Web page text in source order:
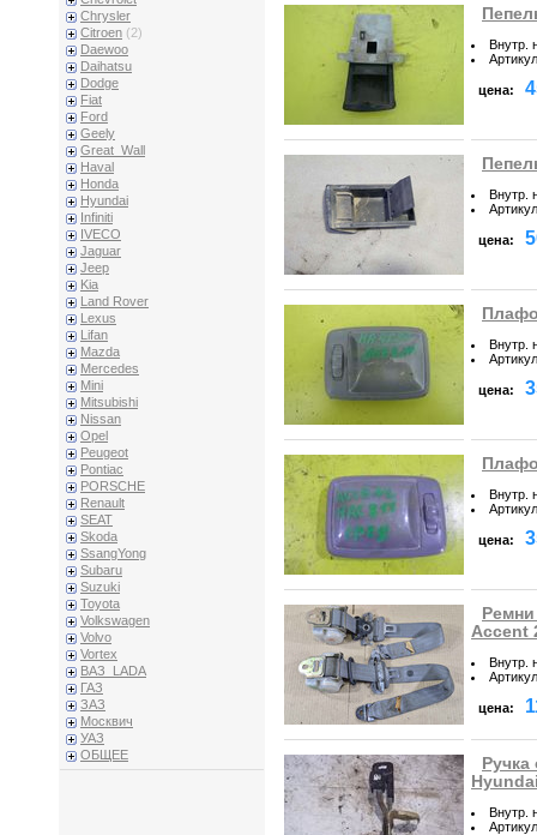
Chrysler
Citroen (2)
Daewoo
Daihatsu
Dodge
Fiat
Ford
Geely
Great_Wall
Haval
Honda
Hyundai
Infiniti
IVECO
Jaguar
Jeep
Kia
Land Rover
Lexus
Lifan
Mazda
Mercedes
Mini
Mitsubishi
Nissan
Opel
Peugeot
Pontiac
PORSCHE
Renault
SEAT
Skoda
SsangYong
Subaru
Suzuki
Toyota
Volkswagen
Volvo
Vortex
ВАЗ_LADA
ГАЗ
ЗАЗ
Москвич
УАЗ
ОБЩЕЕ
Внутр.
Артикул
цена:
Внутр.
Артикул
цена:
Внутр.
Артикул
цена:
Внутр.
Артикул
цена:
Accent
Внутр.
Артикул
цена:
Внутр.
Артикул